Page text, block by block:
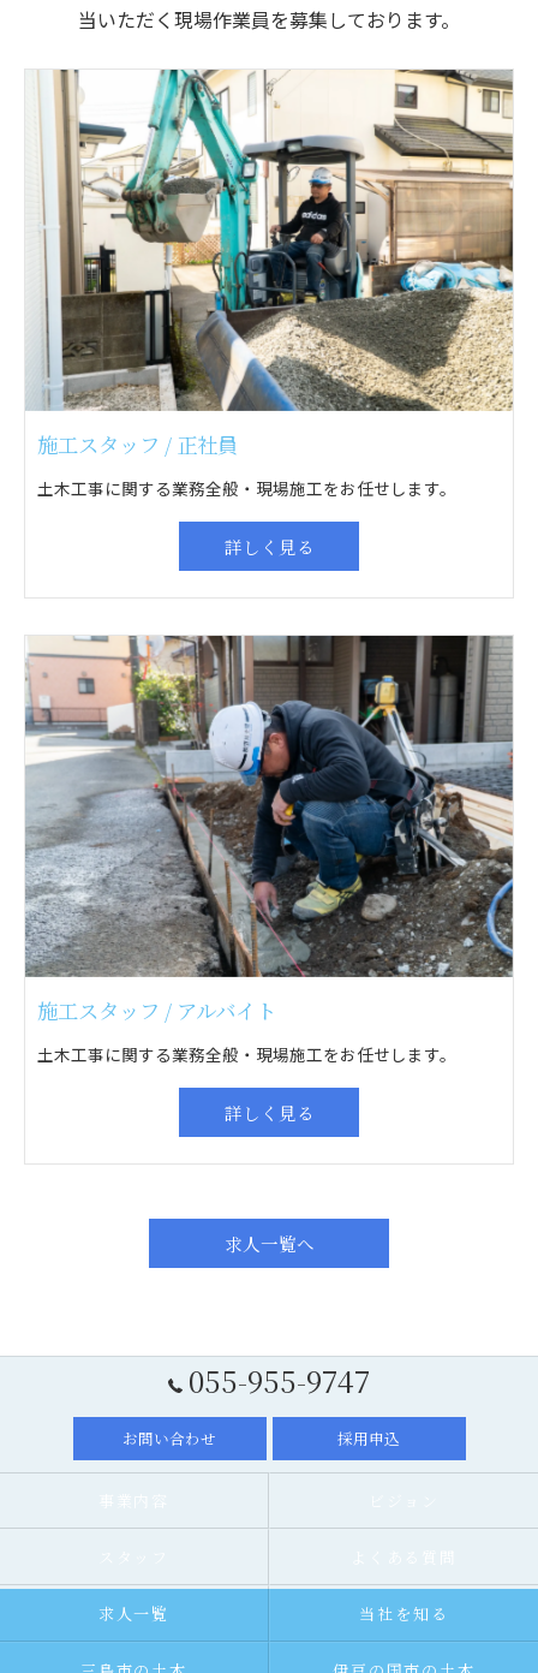
当いただく現場作業員を募集しております。
施工スタッフ / 正社員
土木工事に関する業務全般・現場施工をお任せします。
詳しく見る
施工スタッフ / アルバイト
土木工事に関する業務全般・現場施工をお任せします。
詳しく見る
求人一覧へ
055-955-9747
お問い合わせ 採用申込
求人一覧 当社を知る